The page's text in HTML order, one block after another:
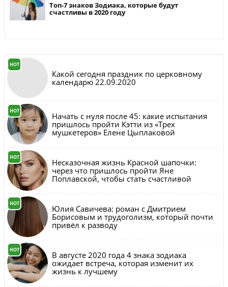
Топ-7 знаков Зодиака, которые будут
счастливы в 2020 году
HOT
Какой сегодня праздник по церковному
календарю 22.09.2020
HOT
Начать с нуля после 45: какие испытания
пришлось пройти Кэтти из «Трех
мушкетеров» Елене Цыплаковой
HOT
Несказочная жизнь Красной шапочки:
через что пришлось пройти Яне
Поплавской, чтобы стать счастливой
HOT
Юлия Савичева: роман с Дмитрием
Борисовым и трудоголизм, который почти
привёл к разводу
HOT
В августе 2020 года 4 знака зодиака
ожидает встреча, которая изменит их
жизнь к лучшему